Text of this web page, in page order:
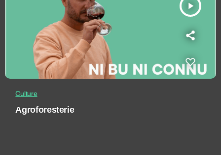
play_arrow
Culture
Agroforesterie